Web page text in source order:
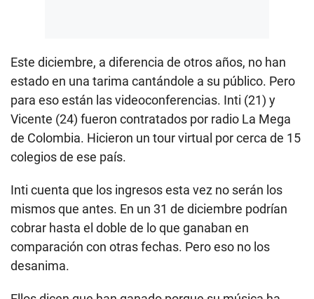
Este diciembre, a diferencia de otros años, no han
estado en una tarima cantándole a su público. Pero
para eso están las videoconferencias. Inti (21) y
Vicente (24) fueron contratados por radio La Mega
de Colombia. Hicieron un tour virtual por cerca de 15
colegios de ese país.
Inti cuenta que los ingresos esta vez no serán los
mismos que antes. En un 31 de diciembre podrían
cobrar hasta el doble de lo que ganaban en
comparación con otras fechas. Pero eso no los
desanima.